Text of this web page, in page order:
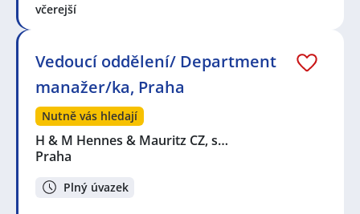
včerejší
Vedoucí oddělení/ Department
manažer/ka, Praha
Nutně vás hledají
H & M Hennes & Mauritz CZ, s…
Praha
Plný úvazek